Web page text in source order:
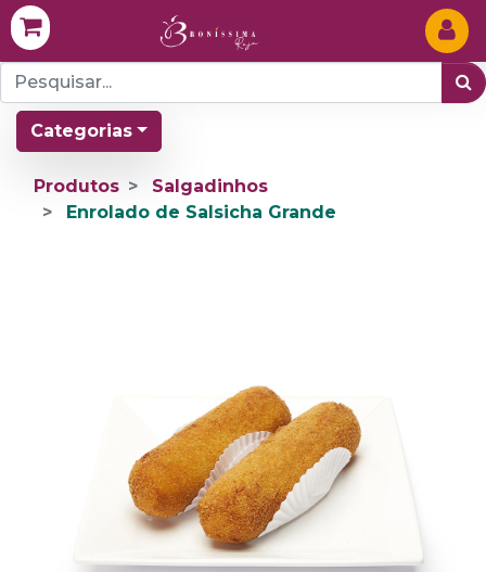
Categorias
Produtos
Salgadinhos
Enrolado de Salsicha Grande